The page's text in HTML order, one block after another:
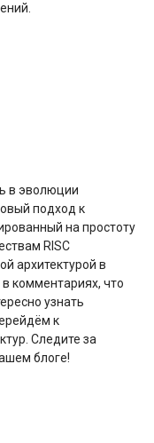
в эволюции
подход к
на простоту
RISC
архитектурой в
комментариях, что
узнать
к
Следите за
блоге!